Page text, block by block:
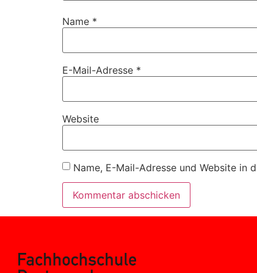
Name *
E-Mail-Adresse *
Website
Name, E-Mail-Adresse und Website in